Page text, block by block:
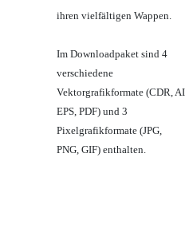
ihren vielfältigen Wappen.
Im Downloadpaket sind 4
verschiedene
Vektorgrafikformate (CDR, AI
EPS, PDF) und 3
Pixelgrafikformate (JPG,
PNG, GIF) enthalten.